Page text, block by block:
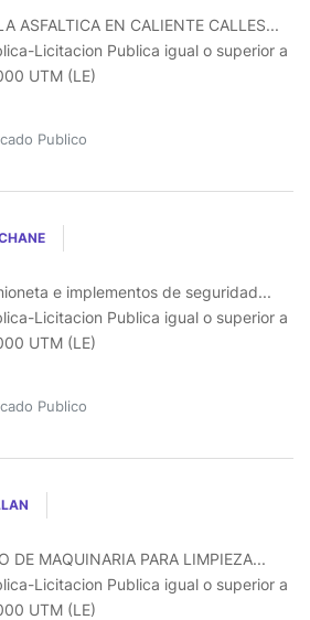
ASFALTICA EN CALIENTE CALLES...
Licitacion Publica igual o superior a
UTM (LE)
Publico
e implementos de seguridad...
Licitacion Publica igual o superior a
UTM (LE)
Publico
DE MAQUINARIA PARA LIMPIEZA...
Licitacion Publica igual o superior a
UTM (LE)